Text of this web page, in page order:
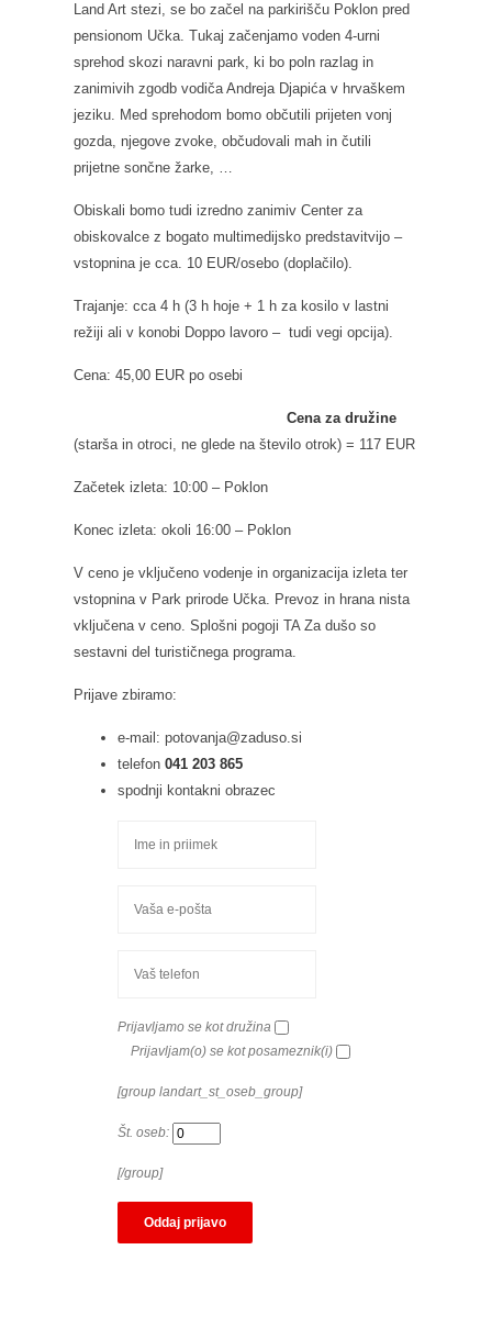
Land Art stezi, se bo začel na parkirišču Poklon pred
pensionom Učka. Tukaj začenjamo voden 4-urni
sprehod skozi naravni park, ki bo poln razlag in
zanimivih zgodb vodiča Andreja Djapića v hrvaškem
jeziku. Med sprehodom bomo občutili prijeten vonj
gozda, njegove zvoke, občudovali mah in čutili
prijetne sončne žarke, …
Obiskali bomo tudi izredno zanimiv Center za
obiskovalce z bogato multimedijsko predstavitvijo –
vstopnina je cca. 10 EUR/osebo (doplačilo).
Trajanje: cca 4 h (3 h hoje + 1 h za kosilo v lastni
režiji ali v konobi Doppo lavoro – tudi vegi opcija).
Cena: 45,00 EUR po osebi
Cena za družine
(starša in otroci, ne glede na število otrok) = 117 EUR
Začetek izleta: 10:00 – Poklon
Konec izleta: okoli 16:00 – Poklon
V ceno je vključeno vodenje in organizacija izleta ter
vstopnina v Park prirode Učka. Prevoz in hrana nista
vključena v ceno. Splošni pogoji TA Za dušo so
sestavni del turističnega programa.
Prijave zbiramo:
e-mail: potovanja@zaduso.si
telefon041 203 865
spodnji kontakni obrazec
Prijavljamo se kot družina
Prijavljam(o) se kot posameznik(i)
[group landart_st_oseb_group]
Št. oseb:
[/group]